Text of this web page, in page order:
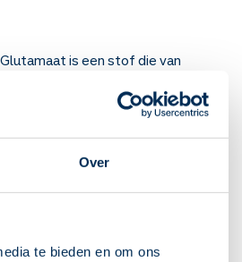
Over
te bieden en om ons
is een stof die van
ziekte mogelijk iets minder